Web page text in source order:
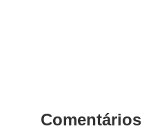
Comentários